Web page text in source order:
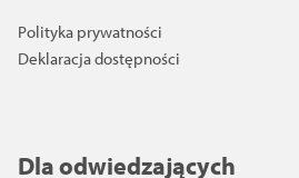
Polityka prywatności
Deklaracja dostępności
Dla odwiedzających